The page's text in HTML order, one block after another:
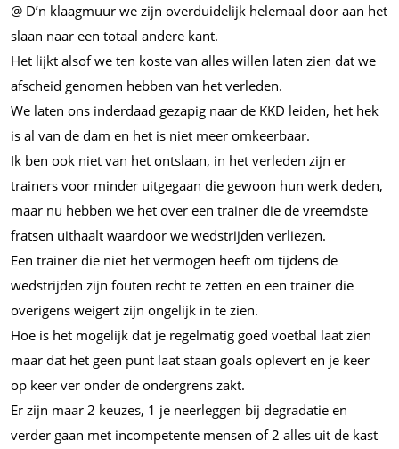
@ D’n klaagmuur we zijn overduidelijk helemaal door aan het
slaan naar een totaal andere kant.
Het lijkt alsof we ten koste van alles willen laten zien dat we
afscheid genomen hebben van het verleden.
We laten ons inderdaad gezapig naar de KKD leiden, het hek
is al van de dam en het is niet meer omkeerbaar.
Ik ben ook niet van het ontslaan, in het verleden zijn er
trainers voor minder uitgegaan die gewoon hun werk deden,
maar nu hebben we het over een trainer die de vreemdste
fratsen uithaalt waardoor we wedstrijden verliezen.
Een trainer die niet het vermogen heeft om tijdens de
wedstrijden zijn fouten recht te zetten en een trainer die
overigens weigert zijn ongelijk in te zien.
Hoe is het mogelijk dat je regelmatig goed voetbal laat zien
maar dat het geen punt laat staan goals oplevert en je keer
op keer ver onder de ondergrens zakt.
Er zijn maar 2 keuzes, 1 je neerleggen bij degradatie en
verder gaan met incompetente mensen of 2 alles uit de kast